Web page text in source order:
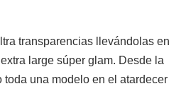
transparencias llevándolas en
large súper glam. Desde la
una modelo en el atardecer